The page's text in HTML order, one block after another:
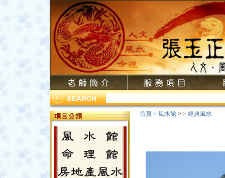
首頁 > 風水館 > > 經典風水